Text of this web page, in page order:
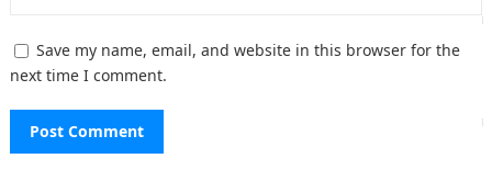
Save my name, email, and website in this browser for the
next time I comment.